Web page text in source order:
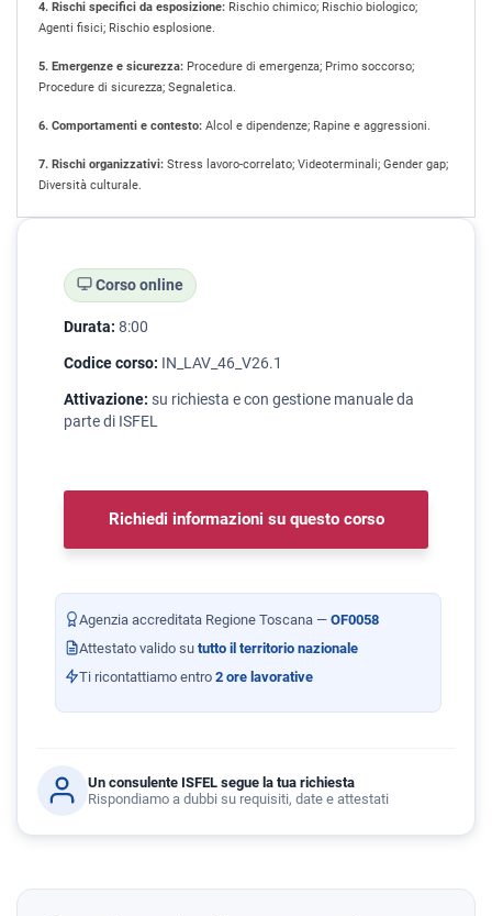
4. Rischi specifici da esposizione: Rischio chimico; Rischio biologico;
Agenti fisici; Rischio esplosione.
5. Emergenze e sicurezza: Procedure di emergenza; Primo soccorso;
Procedure di sicurezza; Segnaletica.
6. Comportamenti e contesto: Alcol e dipendenze; Rapine e aggressioni.
7. Rischi organizzativi: Stress lavoro-correlato; Videoterminali; Gender gap;
Diversità culturale.
Corso online
Durata: 8:00
Codice corso: IN_LAV_46_V26.1
Attivazione: su richiesta e con gestione manuale da
parte di ISFEL
Richiedi informazioni su questo corso
Agenzia accreditata Regione Toscana — OF0058
Attestato valido su tutto il territorio nazionale
Ti ricontattiamo entro 2 ore lavorative
Un consulente ISFEL segue la tua richiesta
Rispondiamo a dubbi su requisiti, date e attestati